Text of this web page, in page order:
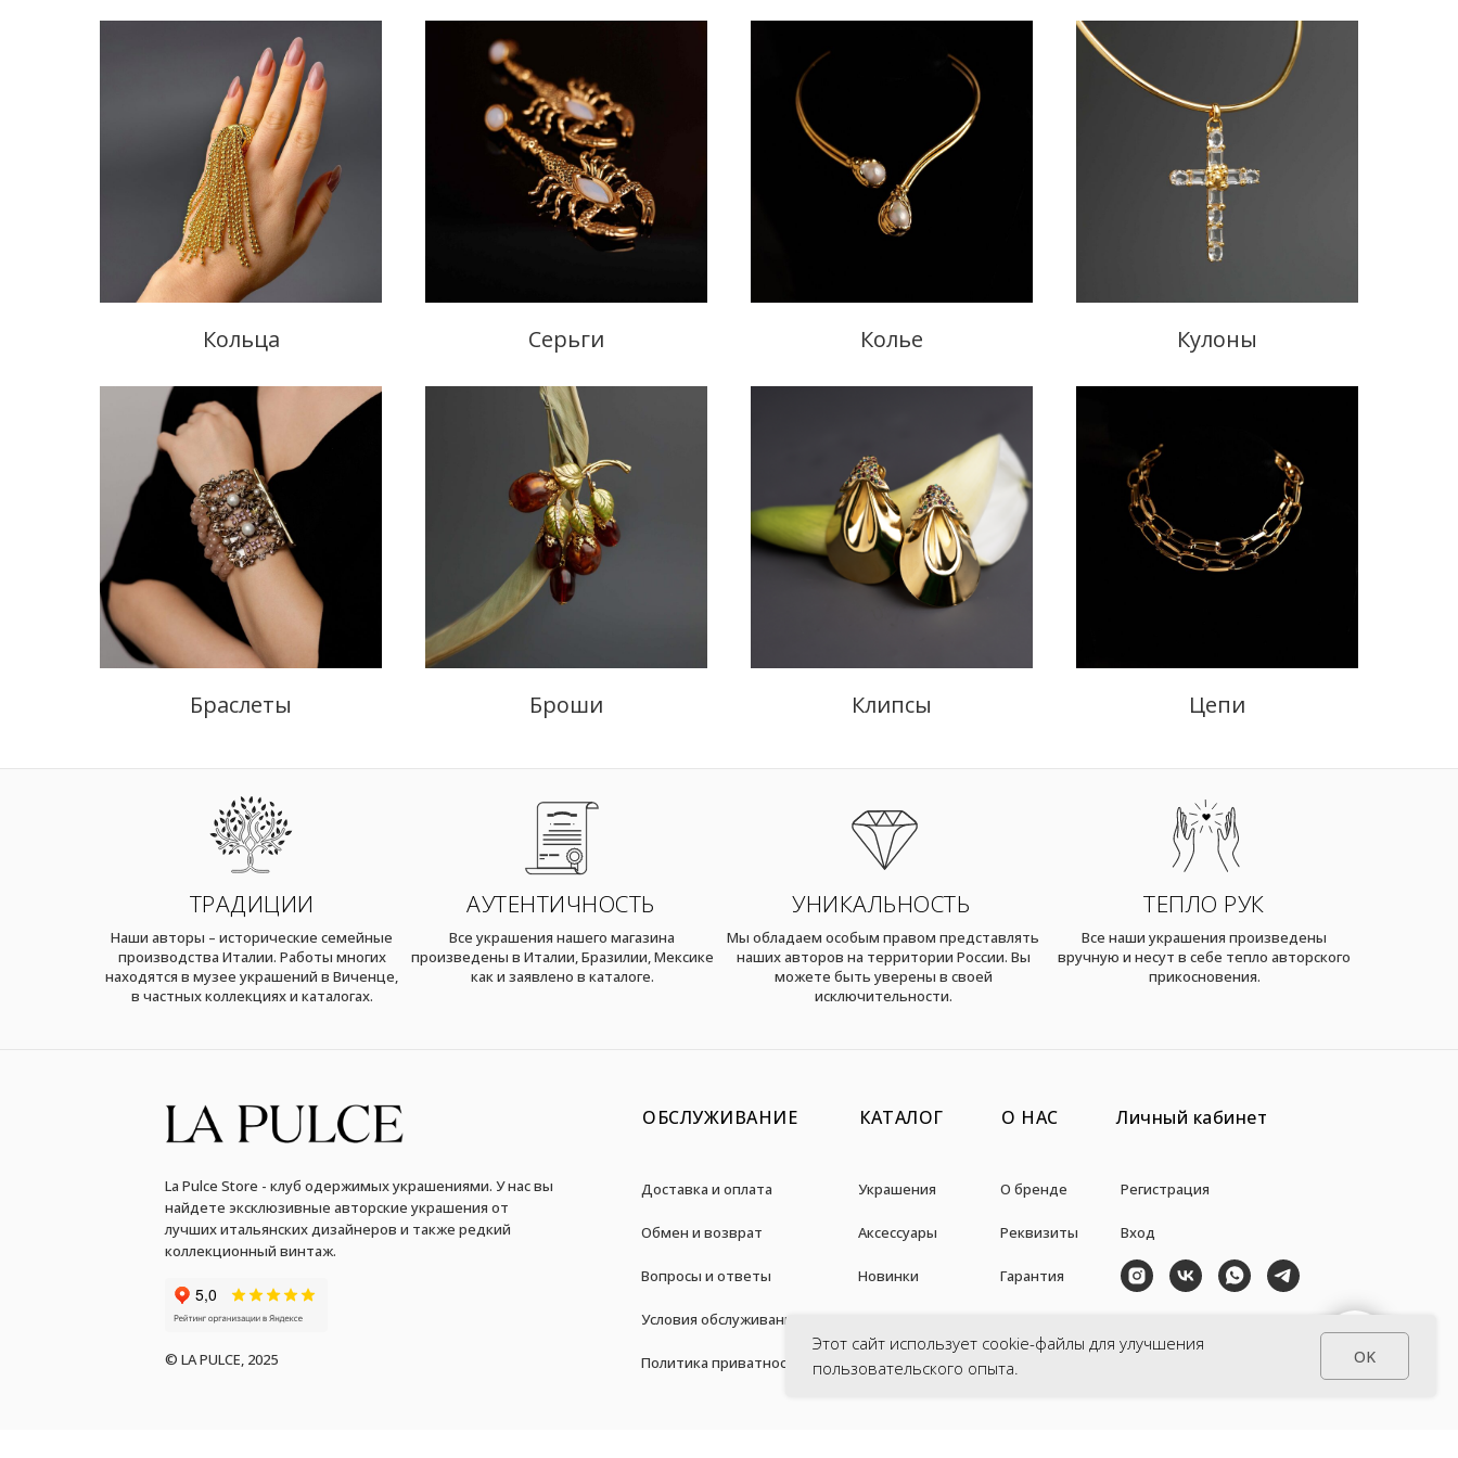
Кольца Серьги Колье Кулоны
Браслеты Броши Клипсы Цепи
ТРАДИЦИИ
Наши авторы – исторические семейные
производства Италии. Работы многих
находятся в музее украшений в Виченце,
в частных коллекциях и каталогах.
АУТЕНТИЧНОСТЬ
Все украшения нашего магазина
произведены в Италии, Бразилии, Мексике
как и заявлено в каталоге.
УНИКАЛЬНОСТЬ
Мы обладаем особым правом представлять
наших авторов на территории России. Вы
можете быть уверены в своей
исключительности.
ТЕПЛО РУК
Все наши украшения произведены
вручную и несут в себе тепло авторского
прикосновения.
ОБСЛУЖИВАНИЕ
Доставка и оплата
Обмен и возврат
Вопросы и ответы
КАТАЛОГ
Украшения
Аксессуары
Новинки
Условия обслуживания
Политика приватности
О НАС
О бренде
Личный кабинет
Вход
La Pulce Store - клуб одержимых украшениями. У нас вы
найдете эксклюзивные авторские украшения от
лучших итальянских дизайнеров и также редкий
коллекционный винтаж.
© LA PULCE, 2025
Реквизиты
Гарантия
Регистрация
Этот сайт использует cookie-файлы для улучшения
пользовательского опыта.
OK
СВЯЗАТЬСЯ С НАМИ